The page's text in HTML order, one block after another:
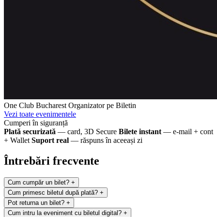
One Club Bucharest Organizator pe Biletin
Vezi toate evenimentele
Cumperi în siguranță
Plată securizată — card, 3D Secure Bilete instant — e-mail + cont
+ Wallet Suport real — răspuns în aceeași zi
Întrebări frecvente
Cum cumpăr un bilet? +
Cum primesc biletul după plată? +
Pot returna un bilet? +
Cum intru la eveniment cu biletul digital? +